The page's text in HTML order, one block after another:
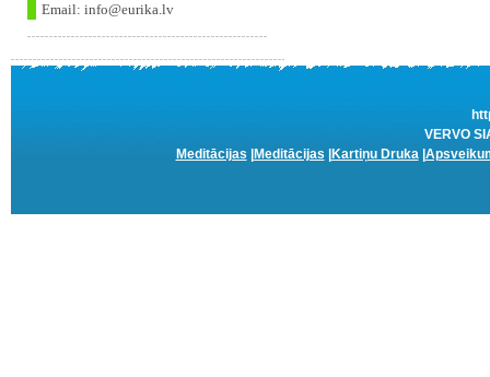
Email: info@eurika.lv
VERVO
Meditācijas
Meditācijas Kartiņu Druka|